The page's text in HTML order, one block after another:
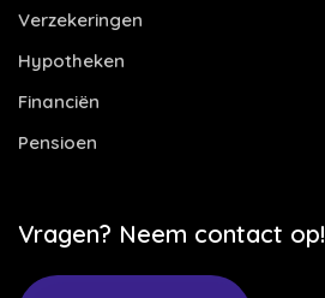
Verzekeringen
Hypotheken
Financiën
Pensioen
Vragen? Neem contact op!